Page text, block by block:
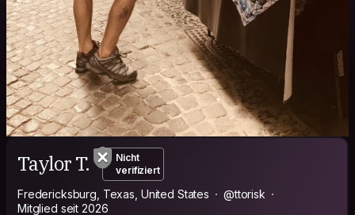
Taylor T.
Nicht
verifiziert
Fredericksburg, Texas, United States
@ttorisk
Mitglied seit 2026